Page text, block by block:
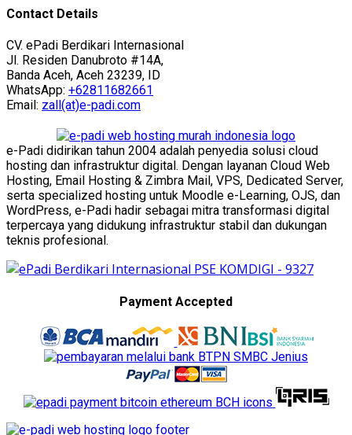
Contact Details
CV. ePadi Berdikari Internasional
Jl. Residen Danubroto #14A,
Banda Aceh, Aceh 23239, ID
WhatsApp: +62811682661
Email: zall(at)e-padi.com
e-Padi didirikan tahun 2004 adalah penyedia solusi cloud
hosting dan infrastruktur digital. Dengan layanan Cloud Web
Hosting, Email Hosting & Zimbra Mail, VPS, Dedicated Server,
serta specialized hosting untuk Moodle e-Learning, OJS, dan
WordPress, e-Padi hadir sebagai mitra transformasi digital
terpercaya yang didukung infrastruktur stabil dan dukungan
teknis profesional.
Payment Accepted